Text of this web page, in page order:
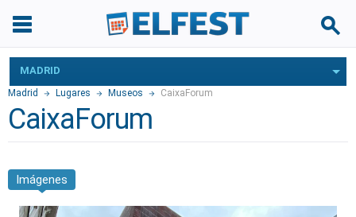
MADRID
Madrid Lugares Museos CaixaForum
CaixaForum
Imágenes